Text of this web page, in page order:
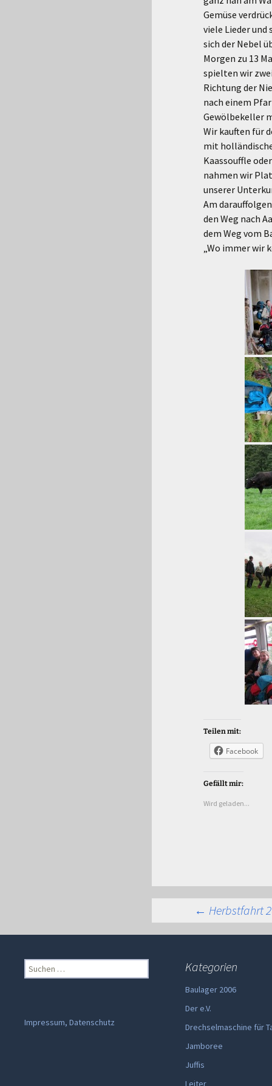
Gemüse
viele Lieder und
sich der Nebel
Morgen zu 13
spielten wir
Richtung der
nach einem
Gewölbekeller
Wir kauften für
mit
Kaassouffle
nahmen wir
unserer
Am
den Weg nach
dem Weg vom
„Wo immer wir
Teilen mit:
Facebook
Gefällt mir:
Wird geladen...
← Herbstfahrt
Suchen
nach:
Kategorien
Baulager 2006
Der e.V.
Drechselmaschine für
Jamboree
Juffis
Leiter
Impressum, Datenschutz